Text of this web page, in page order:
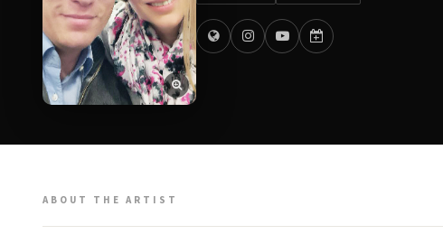
ABOUT THE ARTIST